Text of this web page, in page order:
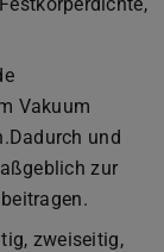
Vakuum
und
zur
zweiseitig,